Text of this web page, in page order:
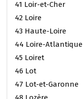
41 Loir-et-Cher
42 Loire
43 Haute-Loire
44 Loire-Atlantique
45 Loiret
46 Lot
47 Lot-et-Garonne